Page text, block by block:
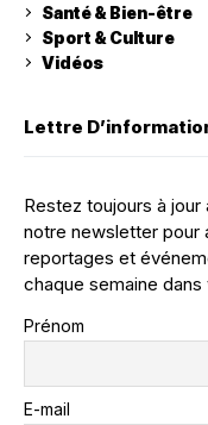
Santé & Bien-être
Sport & Culture
Vidéos
Lettre
Restez toujours à
notre newsletter pour
reportages et
chaque semaine
Prénom
E-mail